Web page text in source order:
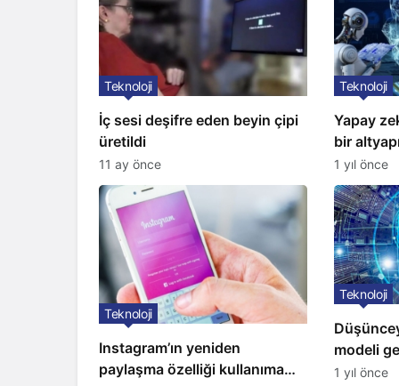
İç sesi deşifre eden beyin çipi
üretildi
Teknoloji
11 ay önce
Yapay
bir
Teknoloji
1 yıl önce
Instagram’ın yeniden
paylaşma özelliği kullanıma
Teknoloji
modeli
Teknoloji
1 yıl önce